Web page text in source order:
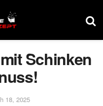
Schinken
18, 2025